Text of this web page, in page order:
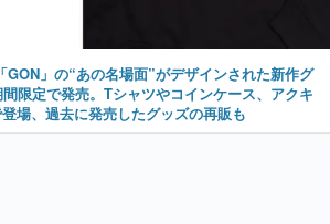
GON」の“あの名場面”がデザインされた新作グ
限定で発売。Tシャツやコインケース、アクキ
場、過去に発売したグッズの再販も